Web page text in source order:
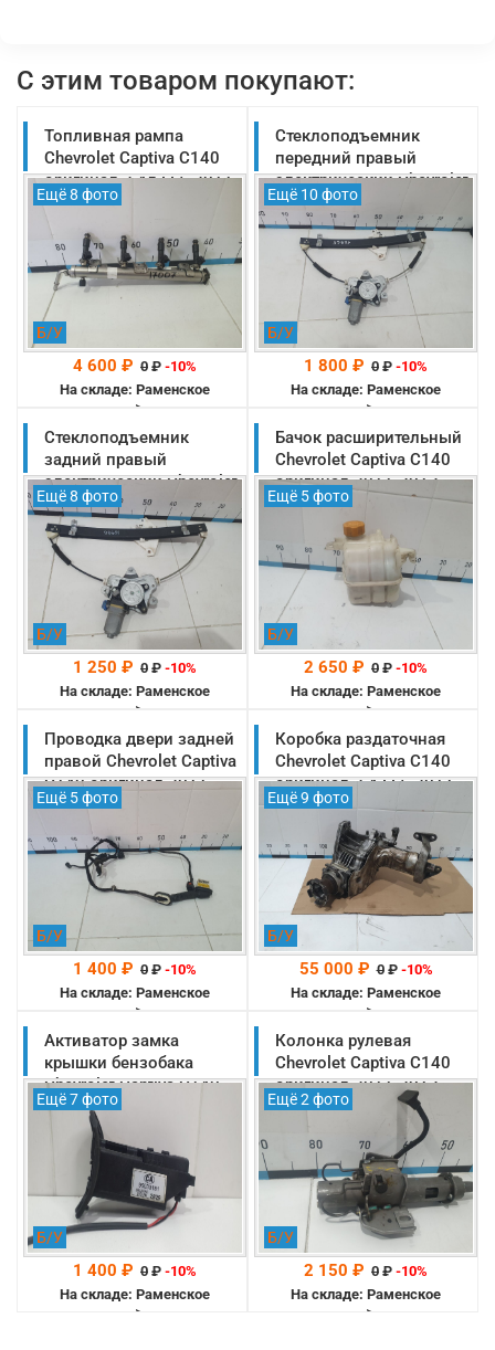
С этим товаром покупают:
Топливная рампа
Chevrolet Captiva C140
оригинал 2.4л LE5 2011-
2013 (12593231)
Ещё 8 фото
Б/У
4 600 ₽ 0 ₽ -10%
На складе: Раменское
-->
Стеклоподъемник
передний правый
электрический Chevrolet
Captiva C140 2011-2013
(23196463)
Ещё 10 фото
Б/У
1 800 ₽ 0 ₽ -10%
На складе: Раменское
-->
Стеклоподъемник
задний правый
электрический Chevrolet
Captiva C140 оригинал
2011-2013 (96624335)
Ещё 8 фото
Б/У
1 250 ₽ 0 ₽ -10%
На складе: Раменское
-->
Бачок расширительный
Chevrolet Captiva C140
оригинал 2011-2013
(96837836)
Ещё 5 фото
Б/У
2 650 ₽ 0 ₽ -10%
На складе: Раменское
-->
Проводка двери задней
правой Chevrolet Captiva
C140 оригинал 2011-
2013 (20980137)
Ещё 5 фото
Б/У
1 400 ₽ 0 ₽ -10%
На складе: Раменское
-->
Коробка раздаточная
Chevrolet Captiva C140
оригинал 2.4 LE5 2011-
2013 (23247709)
Ещё 9 фото
Б/У
55 000 ₽ 0₽ -10%
На складе: Раменское
-->
Активатор замка
крышки бензобака
Chevrolet Captiva C140
оригинал 2011-2013
(95033181)
Ещё 7 фото
Б/У
1 400 ₽ 0 ₽ -10%
На складе: Раменское
-->
Колонка рулевая
Chevrolet Captiva C140
оригинал 2011-2013
(20955870)
Ещё 2 фото
Б/У
2 150 ₽ 0 ₽ -10%
На складе: Раменское
-->